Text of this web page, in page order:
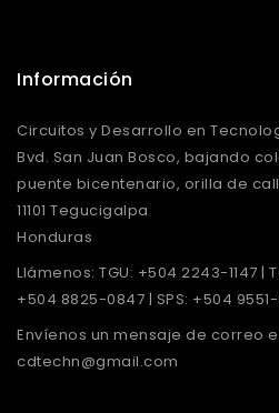
Información
Circuitos y Desarrollo en
Bvd. San Juan Bosco, bajando
puente bicentenario, orilla de
11101 Tegucigalpa
Honduras
Llámenos: TGU: +504 2243-1147 |
+504 8825-0847 | SPS: +504 9551-
Envíenos un mensaje de correo
cdtechn@gmail.com